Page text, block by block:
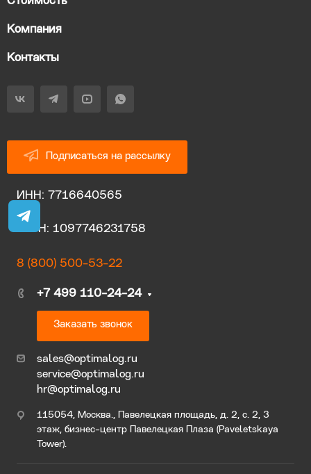
Компания
Контакты
Подписаться на рассылку
ИНН: 7716640565
ОГРН: 1097746231758
8 (800) 500-53-22
+7 499 110-24-24
Заказать звонок
sales@optimalog.ru
service@optimalog.ru
hr@optimalog.ru
115054, Москва., Павелецкая площадь, д. 2, с. 2, 3
этаж, бизнес-центр Павелецкая Плаза (Paveletskaya
Tower).